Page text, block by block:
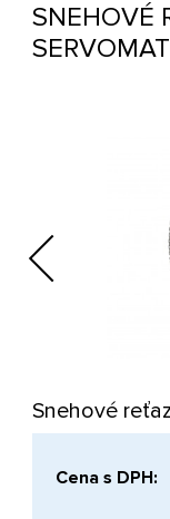
Previous
SNEHOVÉ
Snehové
Cena s DPH: